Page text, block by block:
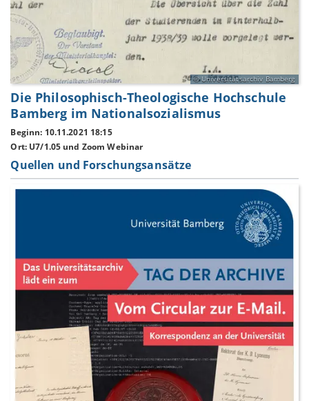
Universitätsarchiv Bamberg
Die Philosophisch-Theologische Hochschule
Bamberg im Nationalsozialismus
Beginn: 10.11.2021 18:15
Ort: U7/1.05 und Zoom Webinar
Quellen und Forschungsansätze